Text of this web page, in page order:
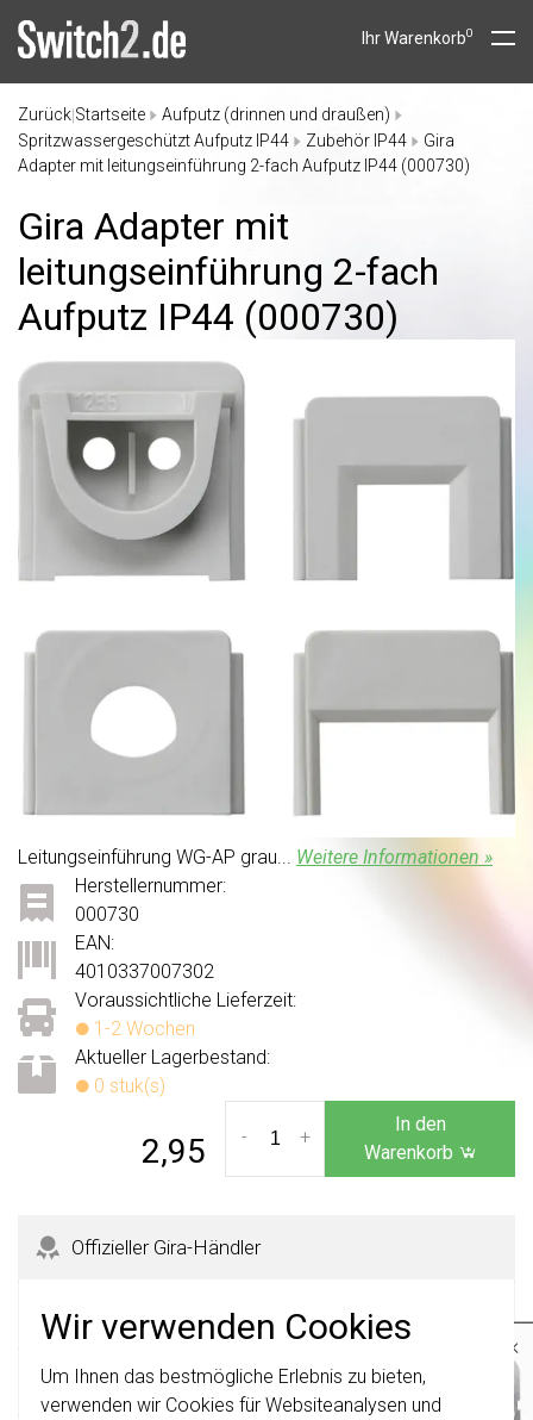
Wir verwenden Cookies
Um Ihnen das bestmögliche Erlebnis zu bieten,
verwenden wir Cookies für Websiteanalysen und
Ihr Warenkorb0
Zurück Startseite
Aufputz (drinnen und draußen)
Spritzwassergeschützt Aufputz IP44
Zubehör IP44
Gira
Adapter mit leitungseinführung 2-fach Aufputz IP44 (000730)
Gira Adapter mit
leitungseinführung 2-fach
Aufputz IP44 (000730)
Leitungseinführung WG-AP grau... Weitere Informationen »
Voraussichtliche Lieferzeit:
1-2 Wochen
Aktueller Lagerbestand:
0 stuk(s)
Herstellernummer:
000730
EAN:
4010337007302
2,95 +
-
In den
Warenkorb
Offizieller Gira-Händler
365 Tage Rückgaberecht
Sicher kaufen mit Käuferschutz
×
Wichtig: Gira Schalter und
Schalterwippen wurden erneuert. Sie sind